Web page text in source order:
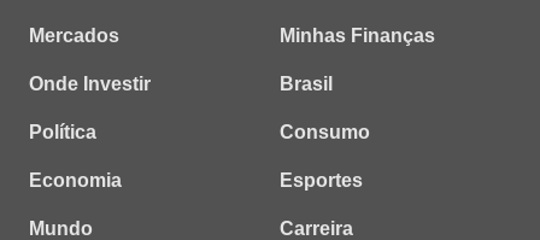
Mercados
Onde Investir
Política
Economia
Mundo
Minhas Finanças
Brasil
Consumo
Esportes
Carreira